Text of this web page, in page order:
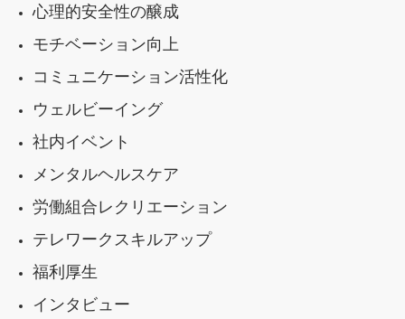
心理的安全性の醸成
モチベーション向上
コミュニケーション活性化
ウェルビーイング
社内イベント
メンタルヘルスケア
労働組合レクリエーション
テレワークスキルアップ
福利厚生
インタビュー